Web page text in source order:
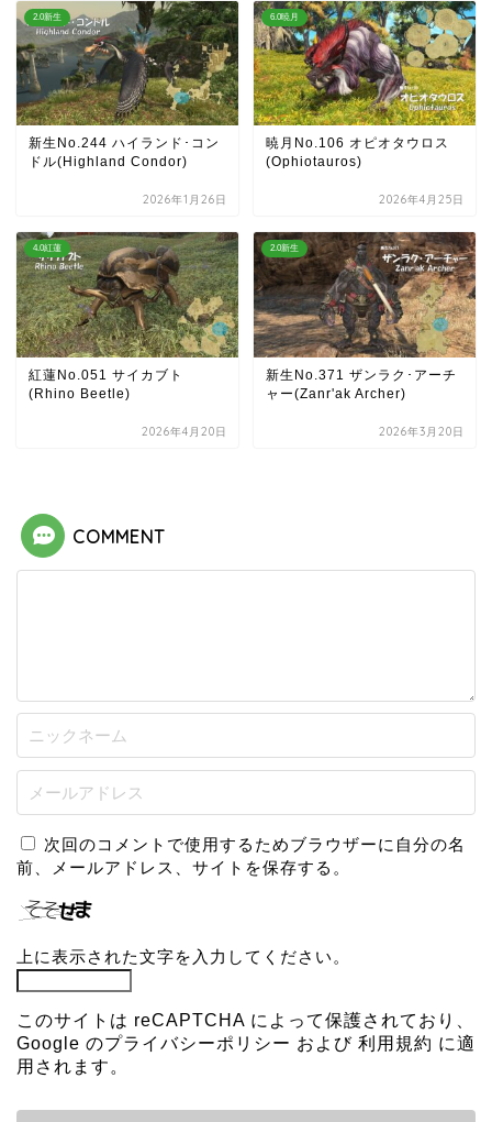
2.0新生
新生No.244 ハイランド･コン
ドル(Highland Condor)
2026年1月26日
6.0暁月
暁月No.106 オピオタウロス
(Ophiotauros)
2026年4月25日
4.0紅蓮
紅蓮No.051 サイカブト
(Rhino Beetle)
2026年4月20日
2.0新生
新生No.371 ザンラク･アーチ
ャー(Zanr'ak Archer)
2026年3月20日
COMMENT
次回のコメントで使用するためブラウザーに自分の名
前、メールアドレス、サイトを保存する。
上に表示された文字を入力してください。
このサイトは reCAPTCHA によって保護されており、
Google のプライバシーポリシー および 利用規約 に適
用されます。